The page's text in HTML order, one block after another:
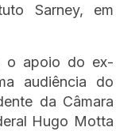
Sarney, em
o apoio do ex-
audiência do
da Câmara
Hugo Motta